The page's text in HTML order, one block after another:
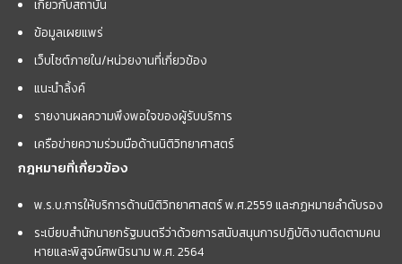
เกี่ยวกับสถาบัน
ข้อมูลเผยแพร่
เว็บไซต์ภายใน/หน่วยงานที่เกี่ยวข้อง
แนะนำลิ้งค์
รายงานผลความพึงพอใจของผู้รับบริการ
เครือข่ายความร่วมมือด้านนิติวิทยาศาสตร์
กฎหมายที่เกี่ยวข้อง
พ.ร.บ.การให้บริการด้านนิติวิทยาศาสตร์ พ.ศ.2559 และกฏหมายลำดับรอง
ระเบียบสำนักนายกรัฐมนตรีว่าด้วยการสนับสนุนการปฏิบัติงานติดตามคน
หายและพิสูจน์ศพนิรนาม พ.ศ. 2564